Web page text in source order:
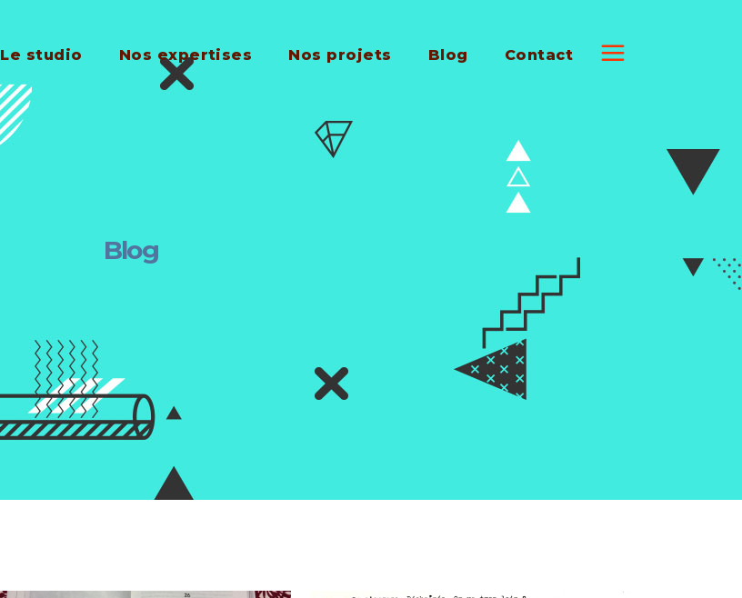
Le studio Nos expertises Nos projets Blog Contact
Blog